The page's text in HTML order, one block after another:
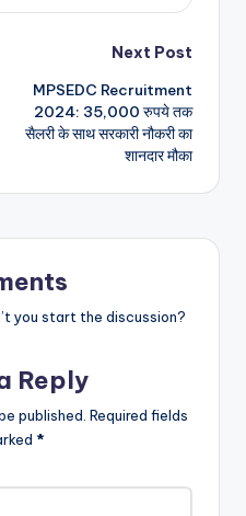
Next Post
MPSEDC Recruitment
2024: 35,000 रुपये तक
सैलरी के साथ सरकारी नौकरी का
शानदार मौका
you start the discussion?
Reply
published. Required fields
*